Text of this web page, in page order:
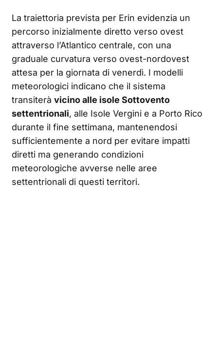
La traiettoria prevista per Erin evidenzia un
percorso inizialmente diretto verso ovest
attraverso l’Atlantico centrale, con una
graduale curvatura verso ovest-nordovest
attesa per la giornata di venerdì. I modelli
meteorologici indicano che il sistema
transiterà vicino alle isole Sottovento
settentrionali, alle Isole Vergini e a Porto Rico
durante il fine settimana, mantenendosi
sufficientemente a nord per evitare impatti
diretti ma generando condizioni
meteorologiche avverse nelle aree
settentrionali di questi territori.